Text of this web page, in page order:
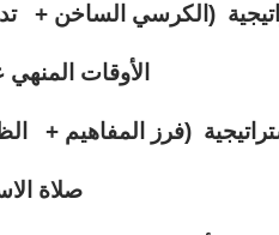
(الكرسي الساخن +
الأوقات
(فرز المفاهيم +
صلاة